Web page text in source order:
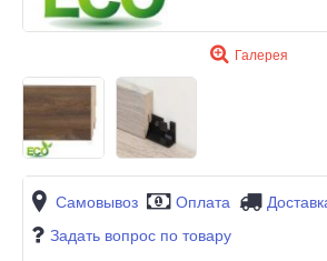
Галерея
Самовывоз Оплата
Задать вопрос по товару